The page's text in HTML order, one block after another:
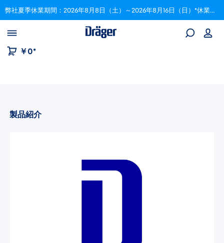
to B2B platform navigation 弊社夏季休業期間：2026年8月8日（土）～2026年8月16日（日）*休業期間中にいただいたご注文は、8月17日以降順次対応いたします。
￥0*
製品紹介
画像ギャラリーをスキップ